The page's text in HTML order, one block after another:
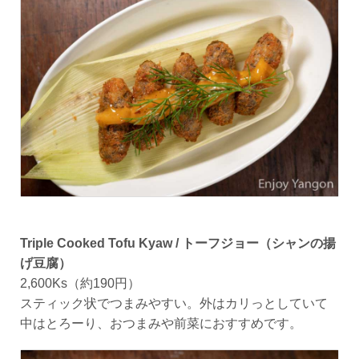
Triple Cooked Tofu Kyaw / トーフジョー（シャンの揚
げ豆腐）
2,600Ks（約190円）
スティック状でつまみやすい。外はカリっとしていて
中はとろーり、おつまみや前菜におすすめです。